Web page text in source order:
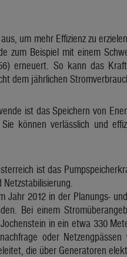
um mehr Effizienz zu
zum Beispiel mit einem
erneuert. So kann das
dem jährlichen
ist das Speichern von
können verlässlich und
ist das
2012 in der Planungs-
Bei einem
in ein etwa 330
oder
die über Generatoren